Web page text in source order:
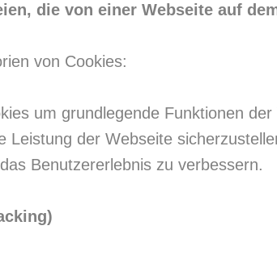
die von einer Webseite auf
von Cookies:
um grundlegende Funktionen
der Webseite
Benutzererlebnis zu verbessern.